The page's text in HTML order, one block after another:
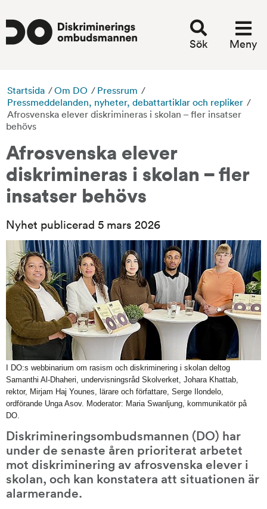
Sök Meny
Startsida /Om DO / Pressrum /
Pressmeddelanden, nyheter, debattartiklar och repliker /
Afrosvenska elever diskrimineras i skolan – fler insatser
behövs
Afrosvenska elever
diskrimineras i skolan – fler
insatser behövs
Nyhet publicerad 5 mars 2026
I DO:s webbinarium om rasism och diskriminering i skolan deltog
Samanthi Al-Dhaheri, undervisningsråd Skolverket, Johara Khattab,
rektor, Mirjam Haj Younes, lärare och författare, Serge Ilondelo,
ordförande Unga Asov. Moderator: Maria Swanljung, kommunikatör på
DO.
Diskrimineringsombudsmannen (DO) har
under de senaste åren prioriterat arbetet
mot diskriminering av afrosvenska elever i
skolan, och kan konstatera att situationen är
alarmerande.